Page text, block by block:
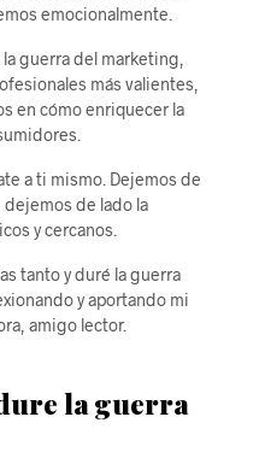
emocionalmente.
guerra del marketing,
más valientes,
en cómo enriquecer la
a ti mismo. Dejemos de
de lado la
y cercanos.
tanto y duré la guerra
y aportando mi
amigo lector.
la guerra